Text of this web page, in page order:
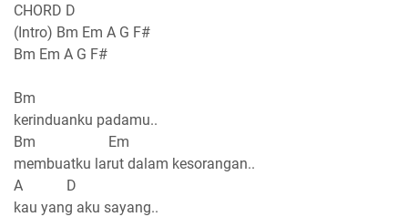
CHORD D
(Intro) Bm Em A G F#
Bm Em A G F#
Bm
kerinduanku padamu..
Bm Em
membuatku larut dalam kesorangan..
A D
kau yang aku sayang..